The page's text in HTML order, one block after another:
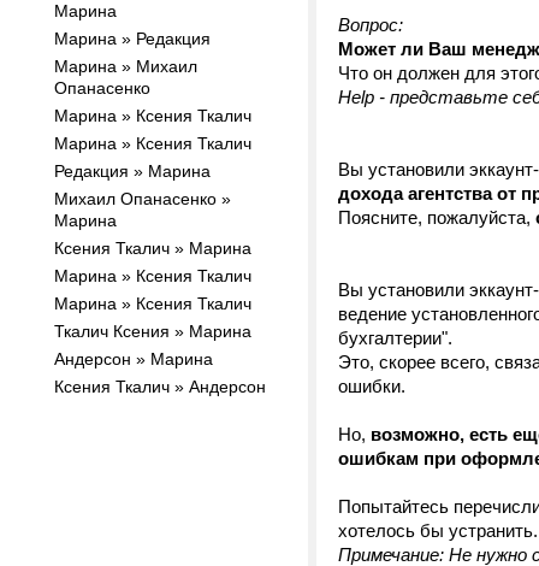
Марина
Марина » Редакция
Марина » Михаил
Опанасенко
Марина » Ксения Ткалич
Марина » Ксения Ткалич
Редакция » Марина
Михаил Опанасенко »
Марина
Ксения Ткалич » Марина
Марина » Ксения Ткалич
Марина » Ксения Ткалич
Ткалич Ксения » Марина
Андерсон » Марина
Ксения Ткалич » Андерсон
Вопрос:
Может ли Ваш
Что он должен для
Help - представьте
Вы установили
дохода агентства от
Поясните, пожалуйста,
Вы установили
ведение
бухгалтерии".
Это, скорее всего,
ошибки.
Но, возможно, есть
ошибкам при
Попытайтесь
хотелось бы устранить.
Примечание: Не нужно